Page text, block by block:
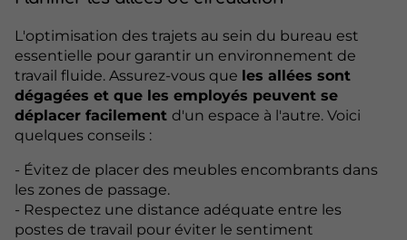
L'optimisation des trajets au sein du bureau est
essentielle pour garantir un environnement de
travail fluide. Assurez-vous que les allées sont
dégagées et que les employés peuvent se
déplacer facilement d'un espace à l'autre. Voici
quelques conseils :
- Évitez de placer des meubles encombrants dans
les zones de passage.
- Respectez une distance adéquate entre les
postes de travail pour éviter le sentiment